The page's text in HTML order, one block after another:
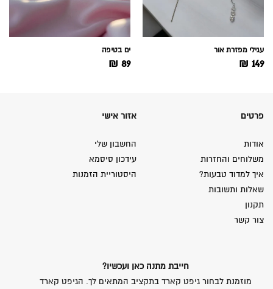
עגילי מפזרת אור
149
₪
ים בטיפה
89
₪
פרטים
אודות
משלוחים והחזרות
איך למדוד טבעות?
שאלות ותשובות
תקנון
צור קשר
אזור אישי
החשבון שלי
עידכון סיסמא
היסטוריית הזמנות
חייבת מתנה כאן ועכשיו?
מוזמנת לבחור גיפט קארד בתקציב המתאים לך. הגיפט קארד